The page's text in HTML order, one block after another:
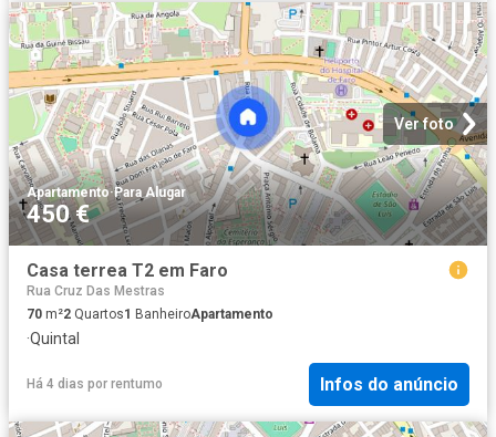
Ver foto
Apartamento·Para Alugar
450 €
Casa terrea T2 em Faro
Rua Cruz Das Mestras
70 m²2 Quartos1 BanheiroApartamento
·Quintal
Há 4 dias por rentumo Infos do anúncio